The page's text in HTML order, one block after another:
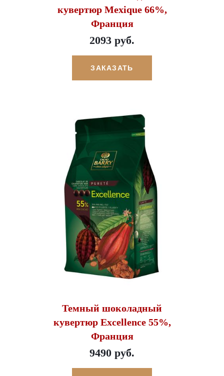
кувертюр Mexique 66%,
Франция
2093 руб.
ЗАКАЗАТЬ
Темный шоколадный
кувертюр Excellence 55%,
Франция
9490 руб.